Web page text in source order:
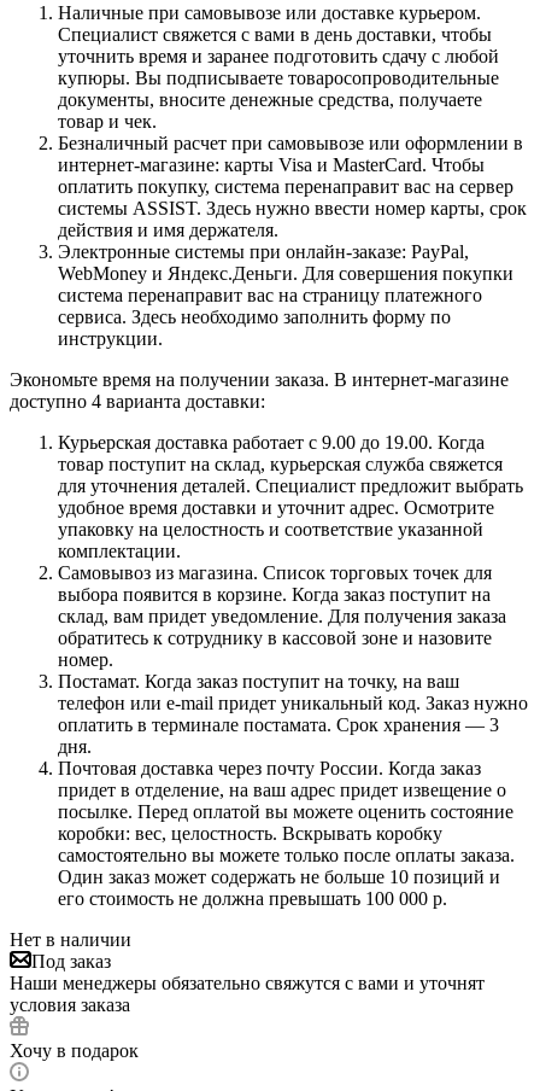
Наличные при самовывозе или доставке курьером.
Специалист свяжется с вами в день доставки, чтобы
уточнить время и заранее подготовить сдачу с любой
купюры. Вы подписываете товаросопроводительные
документы, вносите денежные средства, получаете
товар и чек.
Безналичный расчет при самовывозе или оформлении в
интернет-магазине: карты Visa и MasterCard. Чтобы
оплатить покупку, система перенаправит вас на сервер
системы ASSIST. Здесь нужно ввести номер карты, срок
действия и имя держателя.
Электронные системы при онлайн-заказе: PayPal,
WebMoney и Яндекс.Деньги. Для совершения покупки
система перенаправит вас на страницу платежного
сервиса. Здесь необходимо заполнить форму по
инструкции.
Экономьте время на получении заказа. В интернет-магазине
доступно 4 варианта доставки:
Курьерская доставка работает с 9.00 до 19.00. Когда
товар поступит на склад, курьерская служба свяжется
для уточнения деталей. Специалист предложит выбрать
удобное время доставки и уточнит адрес. Осмотрите
упаковку на целостность и соответствие указанной
комплектации.
Самовывоз из магазина. Список торговых точек для
выбора появится в корзине. Когда заказ поступит на
склад, вам придет уведомление. Для получения заказа
обратитесь к сотруднику в кассовой зоне и назовите
номер.
Постамат. Когда заказ поступит на точку, на ваш
телефон или e-mail придет уникальный код. Заказ нужно
оплатить в терминале постамата. Срок хранения — 3
дня.
Почтовая доставка через почту России. Когда заказ
придет в отделение, на ваш адрес придет извещение о
посылке. Перед оплатой вы можете оценить состояние
коробки: вес, целостность. Вскрывать коробку
самостоятельно вы можете только после оплаты заказа.
Один заказ может содержать не больше 10 позиций и
его стоимость не должна превышать 100 000 р.
Нет в наличии
Под заказ
Наши менеджеры обязательно свяжутся с вами и уточнят
условия заказа
Хочу в подарок